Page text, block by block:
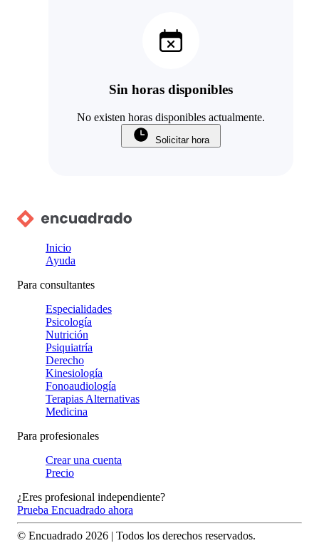
Sin horas disponibles
No existen horas disponibles actualmente.
Solicitar hora
Inicio
Ayuda
Para consultantes
Especialidades
Psicología
Nutrición
Psiquiatría
Derecho
Kinesiología
Fonoaudiología
Terapias Alternativas
Medicina
Para profesionales
Crear una cuenta
Precio
¿Eres profesional independiente?
Prueba Encuadrado ahora
© Encuadrado 2026 | Todos los derechos reservados.